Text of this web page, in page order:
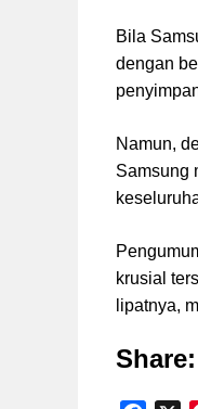
Bila
dengan
Namun,
Samsung
krusial
lipatnya,
Share: